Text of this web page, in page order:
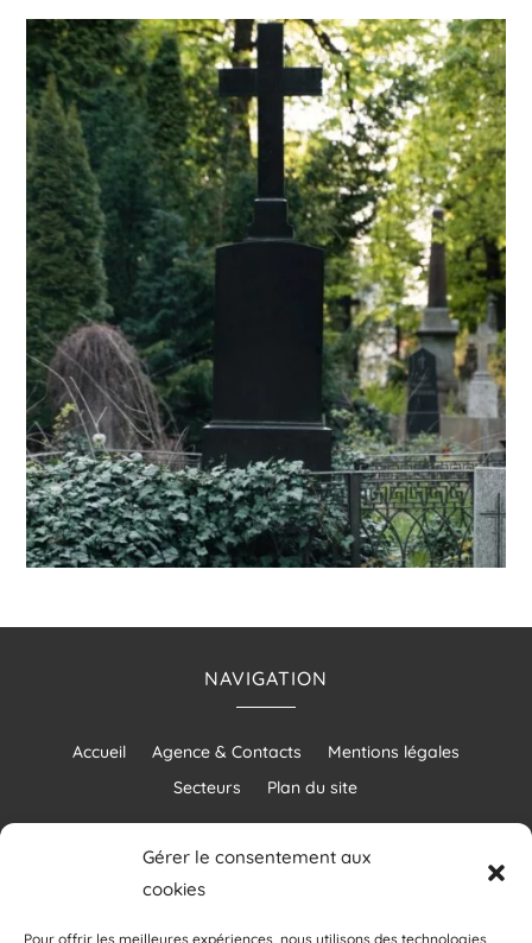
Gérer le consentement aux
cookies
Pour offrir les meilleures expériences, nous utilisons des technologies
NAVIGATION
Accueil Agence & Contacts
Mentions légales
Secteurs
Plan du site
RÉALISATION